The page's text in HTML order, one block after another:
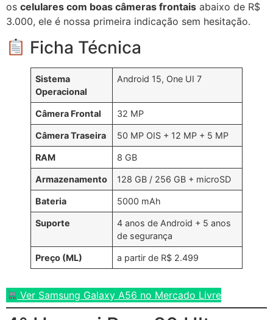
os celulares com boas câmeras frontais abaixo de R$
3.000, ele é nossa primeira indicação sem hesitação.
Ficha Técnica
Sistema
Operacional
Android 15, One UI 7
Câmera Frontal 32 MP
Câmera Traseira 50 MP OIS + 12 MP + 5 MP
RAM 8 GB
Armazenamento 128 GB / 256 GB + microSD
Bateria 5000 mAh
Suporte
4 anos de Android + 5 anos
de segurança
Preço (ML) a partir de R$ 2.499
Ver Samsung Galaxy A56 no Mercado Livre